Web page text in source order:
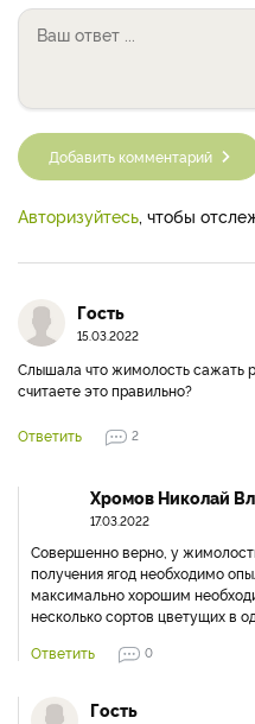
Добавить комментарий
Авторизуйтесь, чтобы
Гость
15.03.2022
Слышала что жимолость сажать
считаете это правильно?
Ответить 2
Хромов Николай
17.03.2022
Совершенно верно, у
получения ягод необходимо
максимально хорошим
несколько сортов цветущих в
Ответить
0
Гость